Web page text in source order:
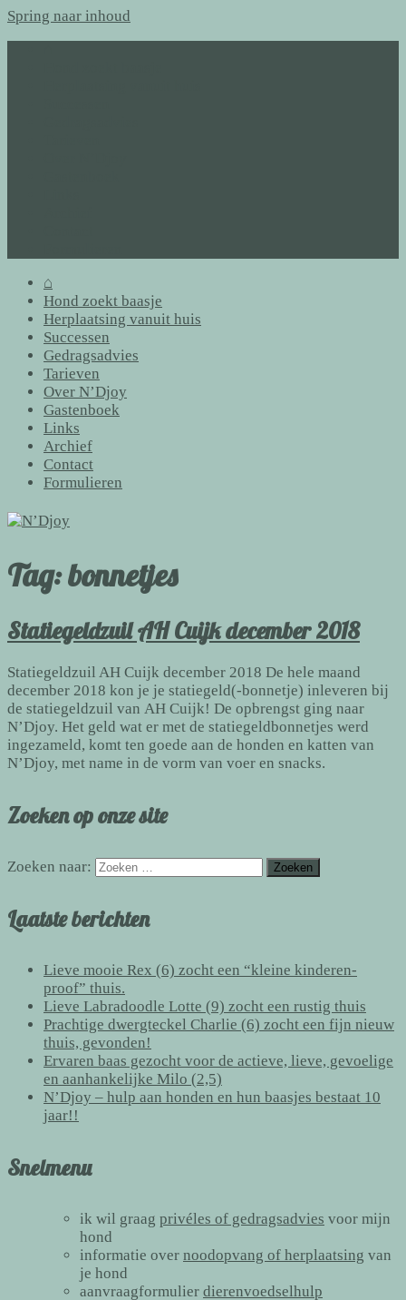
Spring naar inhoud
⌂
Hond zoekt baasje
Herplaatsing vanuit huis
Successen
Gedragsadvies
Tarieven
Over N’Djoy
Gastenboek
Links
Archief
Contact
Formulieren
Tag:bonnetjes
Statiegeldzuil AH Cuijk december 2018
Statiegeldzuil AH Cuijk december 2018 De hele maand
december 2018 kon je je statiegeld(-bonnetje) inleveren bij
de statiegeldzuil van AH Cuijk! De opbrengst ging naar
N’Djoy. Het geld wat er met de statiegeldbonnetjes werd
ingezameld, komt ten goede aan de honden en katten van
N’Djoy, met name in de vorm van voer en snacks.
Zoeken op onze site
Zoeken naar:
Laatste berichten
Lieve mooie Rex (6) zocht een “kleine kinderen-
proof” thuis.
Lieve Labradoodle Lotte (9) zocht een rustig thuis
Prachtige dwergteckel Charlie (6) zocht een fijn nieuw
thuis, gevonden!
Ervaren baas gezocht voor de actieve, lieve, gevoelige
en aanhankelijke Milo (2,5)
N’Djoy – hulp aan honden en hun baasjes bestaat 10
jaar!!
Snelmenu
ik wil graag privéles of gedragsadvies voor mijn
hond
informatie over noodopvang of herplaatsing van
je hond
aanvraagformulier dierenvoedselhulp